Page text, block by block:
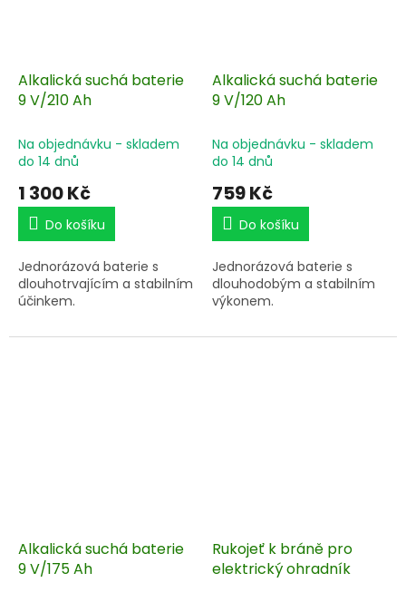
Alkalická suchá baterie
9 V/210 Ah
Na objednávku - skladem
do 14 dnů
1 300 Kč
Do košíku
Jednorázová baterie s
dlouhotrvajícím a stabilním
účinkem.
Alkalická suchá baterie
9 V/120 Ah
Na objednávku - skladem
do 14 dnů
759 Kč
Do košíku
Jednorázová baterie s
dlouhodobým a stabilním
výkonem.
Alkalická suchá baterie
9 V/175 Ah
Rukojeť k bráně pro
elektrický ohradník